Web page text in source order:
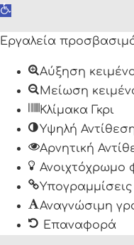
Ανοίξτε
γραμμή
εργαλείων
Εργαλεία
Αύξηση
Μείωση
Κλίμακα Γκρι
Υψηλή
Αρνητική
Ανοιχτόχρωμο
Αναγνώσιμη
Επαναφορά